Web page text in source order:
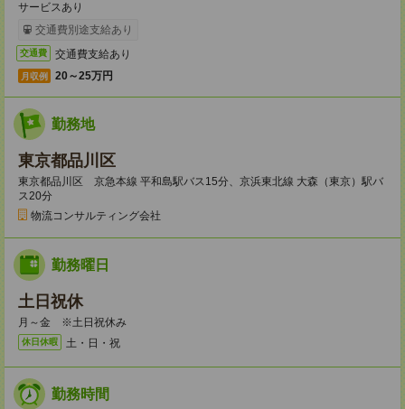
サービスあり
交通費別途支給あり
交通費 交通費支給あり
月収例 20～25万円
勤務地
東京都品川区
東京都品川区 京急本線 平和島駅バス15分、京浜東北線 大森（東京）駅バ
ス20分
物流コンサルティング会社
勤務曜日
土日祝休
月～金 ※土日祝休み
休日休暇 土・日・祝
勤務時間